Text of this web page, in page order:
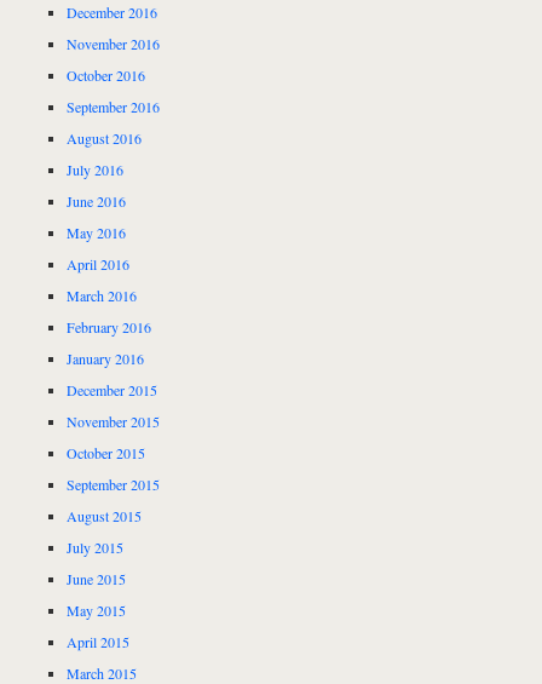
December 2016
November 2016
October 2016
September 2016
August 2016
July 2016
June 2016
May 2016
April 2016
March 2016
February 2016
January 2016
December 2015
November 2015
October 2015
September 2015
August 2015
July 2015
June 2015
May 2015
April 2015
March 2015